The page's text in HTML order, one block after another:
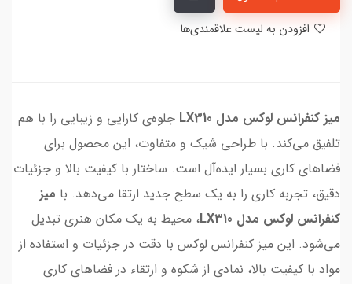
ميز كنفرانس لوکس مدل LX310
جلوه‌ی کارایی و زیبایی را با هم
تلفیق می‌کند. با طراحی شیک و متفاوت، این محصول برای
فضاهای کاری بسیار ایده‌آل است. ساختار با کیفیت بالا و جزئیات
دقیق، تجربه کاری را به یک سطح جدید ارتقا می‌دهد. با ميز
كنفرانس لوکس مدل LX310
، محیط به یک مکان هنری تبدیل
می‌شود. این میز کنفرانس لوکس با دقت در جزئیات و استفاده از
مواد با کیفیت بالا، نمادی از شکوه و ارتقاء در فضاهای کاری